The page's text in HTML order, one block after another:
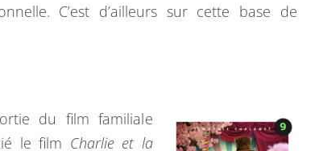
C’est d’ailleurs sur cette base de
du film familiale
le film Charlie et la